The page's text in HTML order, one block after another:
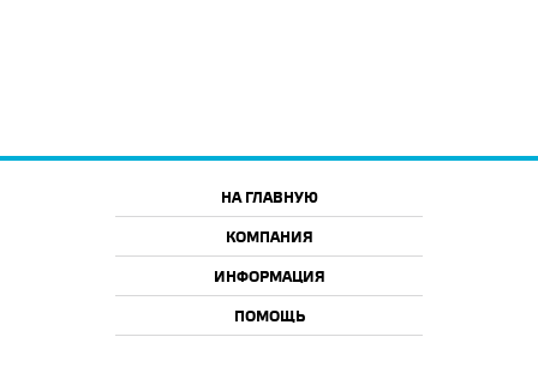
НА ГЛАВНУЮ
КОМПАНИЯ
ИНФОРМАЦИЯ
ПОМОЩЬ